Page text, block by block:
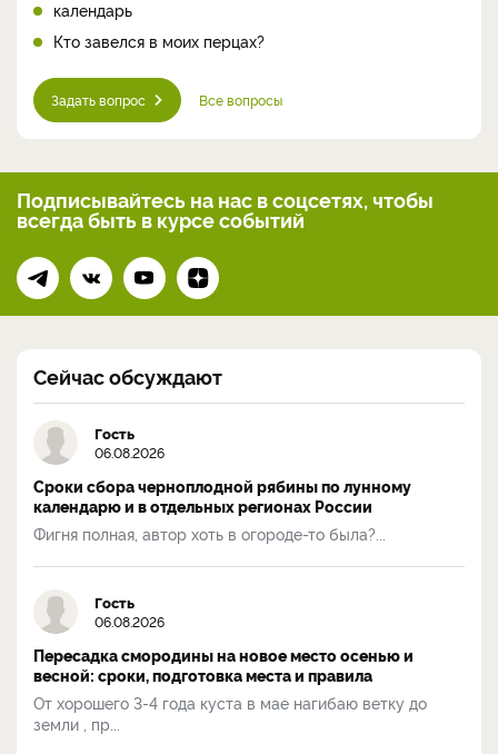
календарь
Кто завелся в моих перцах?
Задать вопрос Все вопросы
Подписывайтесь на нас в соцсетях, чтобы
всегдабыть в курсе событий
Сейчас обсуждают
Гость
06.08.2026
Сроки сбора черноплодной рябины по лунному
календарю и в отдельных регионах России
Фигня полная, автор хоть в огороде-то была?...
Гость
06.08.2026
Пересадка смородины на новое место осенью и
весной: сроки, подготовка места и правила
От хорошего 3-4 года куста в мае нагибаю ветку до
земли , пр...